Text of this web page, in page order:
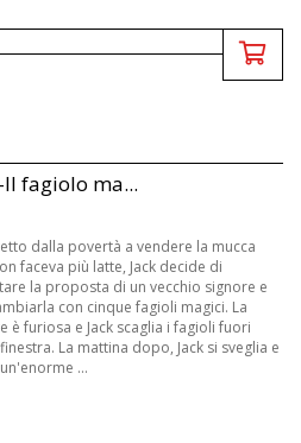
fagiolo ma...
dalla povertà a vendere la mucca
faceva più latte, Jack decide di
la proposta di un vecchio signore e
con cinque fagioli magici. La
è furiosa e Jack scaglia i fagioli fuori
La mattina dopo, Jack si sveglia e
...